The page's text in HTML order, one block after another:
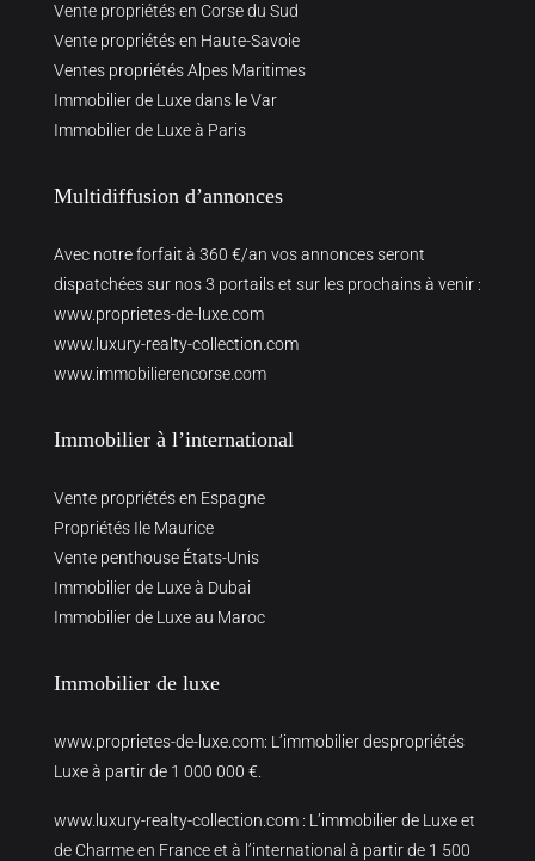
Vente propriétés en Corse du Sud
Vente propriétés en Haute-Savoie
Ventes propriétés Alpes Maritimes
Immobilier de Luxe dans le Var
Immobilier de Luxe à Paris
Multidiffusion d’annonces
Avec notre forfait à 360 €/an vos annonces seront
dispatchées sur nos 3 portails et sur les prochains à venir :
www.proprietes-de-luxe.com
www.luxury-realty-collection.com
www.immobilierencorse.com
Immobilier à l’international
Vente propriétés en Espagne
Propriétés Ile Maurice
Vente penthouse États-Unis
Immobilier de Luxe à Dubai
Immobilier de Luxe au Maroc
Immobilier de luxe
www.proprietes-de-luxe.com: L’immobilier despropriétés
Luxe à partir de 1 000 000 €.
www.luxury-realty-collection.com : L’immobilier de Luxe et
de Charme en France et à l’international à partir de 1 500